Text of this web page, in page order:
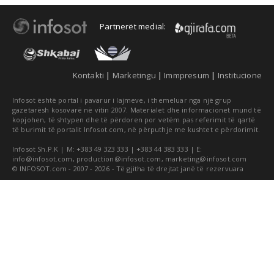
Partnerët medial:
Kontakti | Marketingu | Immpresum | Institucione
Infosot është portal i pavarur i lajmeve, i themeluar nga një grup
gazetarësh kosovarë në vitin 2007. Materialet dhe informacionet mund të
kopjohen, të shtypen dhe të përdoren por vetëm pas referimit të qartë
të burimit të portalit Infosot.com, në përputhje me kushtet e përdorimit.
Infosot Sh.P.K | M: +383 49 323 333 | +383 44 383 333 | E:
info@infosot.com , production@infosot.com , marketing@infosot.com
© INFOSOT.com - 2007 - 2026 - Të gjitha të drejtat janë të rezervuara